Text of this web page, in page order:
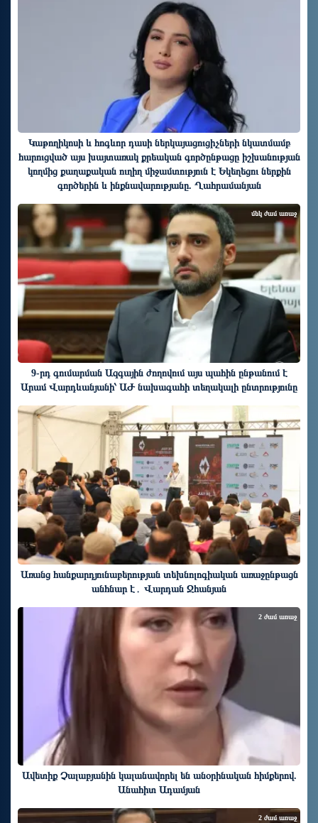
Կաթողիկոսի և հոգևոր դասի ներկայացուցիչների նկատմամբ
հարուցված այս խայտառակ քրեական գործընթացը իշխանության
կողմից քաղաքական ուղիղ միջամտություն է Եկեղեցու ներքին
գործերին և ինքնավարությանը. Ղահրամանյան
9-րդ գումարման Ազգային ժողովում այս պահին ընթանում է
Արամ Վարդևանյանի՝ ԱԺ նախագահի տեղակալի ընտրությունը
մեկ ժամ առաջ
Առանց հանքարդյունաբերության տեխնոլոգիական առաջընթացն
անհնար է․ Վարդան Ջհանյան
Ավետիք Չալաբյանին կալանավորել են անօրինական հիմքերով.
Անահիտ Ադամյան
2 ժամ առաջ
2 ժամ առաջ